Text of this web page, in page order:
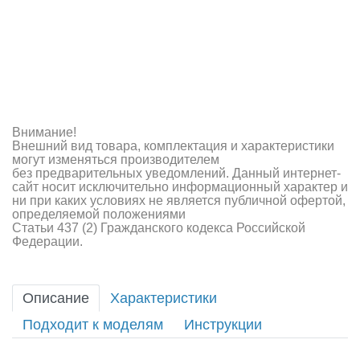
Внимание!
Внешний вид товара, комплектация и характеристики
могут изменяться производителем
без предварительных уведомлений. Данный интернет-
сайт носит исключительно информационный характер и
ни при каких условиях не является публичной офертой,
определяемой положениями
Статьи 437 (2) Гражданского кодекса Российской
Федерации.
Описание
Характеристики
Подходит к моделям
Инструкции